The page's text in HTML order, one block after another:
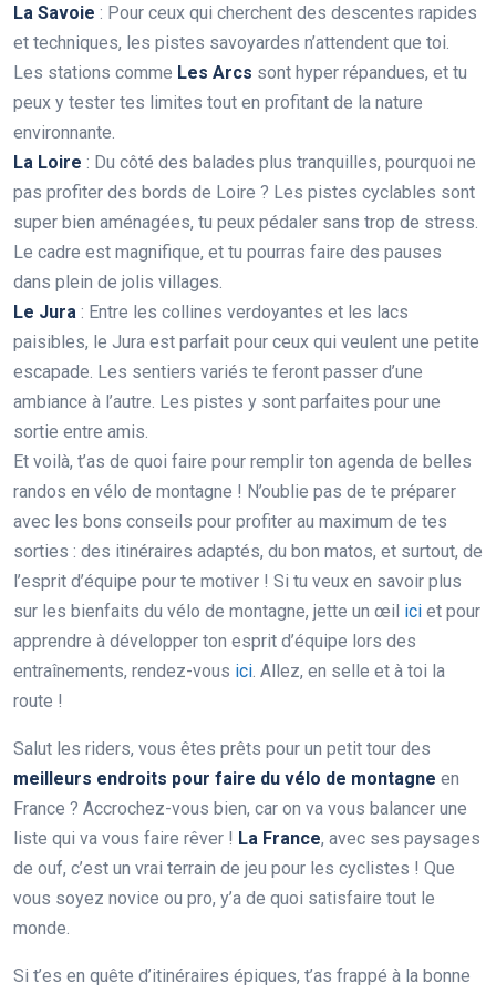
La Savoie : Pour ceux qui cherchent des descentes rapides
et techniques, les pistes savoyardes n’attendent que toi.
Les stations comme Les Arcs sont hyper répandues, et tu
peux y tester tes limites tout en profitant de la nature
environnante.
La Loire : Du côté des balades plus tranquilles, pourquoi ne
pas profiter des bords de Loire ? Les pistes cyclables sont
super bien aménagées, tu peux pédaler sans trop de stress.
Le cadre est magnifique, et tu pourras faire des pauses
dans plein de jolis villages.
Le Jura : Entre les collines verdoyantes et les lacs
paisibles, le Jura est parfait pour ceux qui veulent une petite
escapade. Les sentiers variés te feront passer d’une
ambiance à l’autre. Les pistes y sont parfaites pour une
sortie entre amis.
Et voilà, t’as de quoi faire pour remplir ton agenda de belles
randos en vélo de montagne ! N’oublie pas de te préparer
avec les bons conseils pour profiter au maximum de tes
sorties : des itinéraires adaptés, du bon matos, et surtout, de
l’esprit d’équipe pour te motiver ! Si tu veux en savoir plus
sur les bienfaits du vélo de montagne, jette un œil ici et pour
apprendre à développer ton esprit d’équipe lors des
entraînements, rendez-vous ici. Allez, en selle et à toi la
route !
Salut les riders, vous êtes prêts pour un petit tour des
meilleurs endroits pour faire du vélo de montagne en
France ? Accrochez-vous bien, car on va vous balancer une
liste qui va vous faire rêver ! La France, avec ses paysages
de ouf, c’est un vrai terrain de jeu pour les cyclistes ! Que
vous soyez novice ou pro, y’a de quoi satisfaire tout le
monde.
Si t’es en quête d’itinéraires épiques, t’as frappé à la bonne